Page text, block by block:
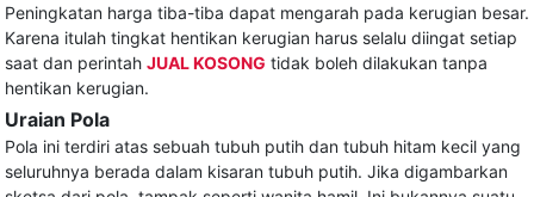
Peningkatan harga tiba-tiba dapat mengarah pada kerugian besar.
Karena itulah tingkat hentikan kerugian harus selalu diingat setiap
saat dan perintah JUAL KOSONG tidak boleh dilakukan tanpa
hentikan kerugian.
Uraian Pola
Pola ini terdiri atas sebuah tubuh putih dan tubuh hitam kecil yang
seluruhnya berada dalam kisaran tubuh putih. Jika digambarkan